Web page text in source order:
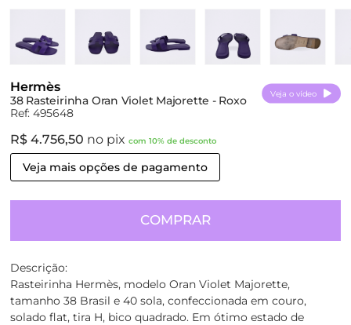
Hermès
38 Rasteirinha Oran Violet Majorette - Roxo
Ref: 495648
Veja o vídeo
R$ 4.756,50 no pix com 10% de desconto
Veja mais opções de pagamento
COMPRAR
Descrição:
Rasteirinha Hermès, modelo Oran Violet Majorette,
tamanho 38 Brasil e 40 sola, confeccionada em couro,
solado flat, tira H, bico quadrado. Em ótimo estado de